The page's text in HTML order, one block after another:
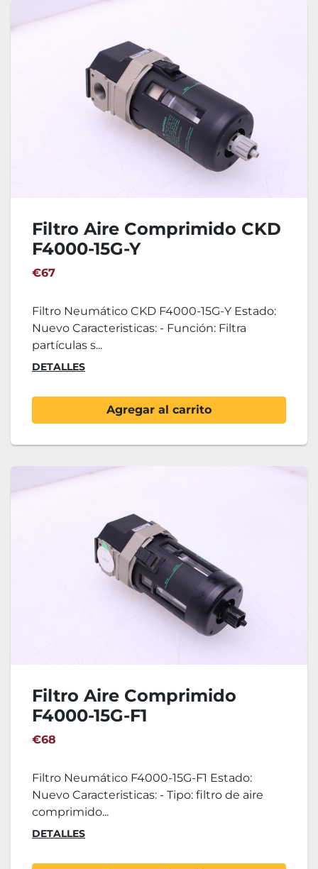
Filtro Aire Comprimido CKD
F4000-15G-Y
€67
Filtro Neumático CKD F4000-15G-Y Estado:
Nuevo Caracteristicas: - Función: Filtra
partículas s...
DETALLES
Agregar al carrito
Filtro Aire Comprimido
F4000-15G-F1
€68
Filtro Neumático F4000-15G-F1 Estado:
Nuevo Caracteristicas: - Tipo: filtro de aire
comprimido...
DETALLES